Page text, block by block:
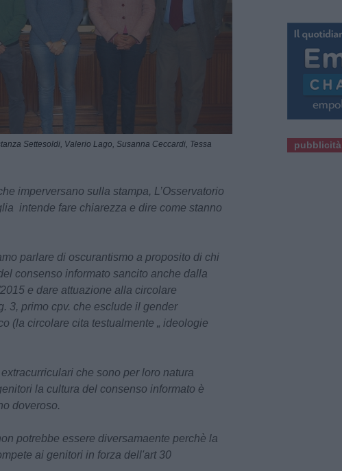
Settesoldi, Valerio Lago, Susanna Ceccardi, Tessa
imperversano sulla stampa, L’Osservatorio
intende fare chiarezza e dire come stanno
parlare di oscurantismo a proposito di chi
consenso informato sancito anche dalla
e dare attuazione alla circolare
3, primo cpv. che esclude il gender
(la circolare cita testualmente „ ideologie
che sono per loro natura
la cultura del consenso informato è
doveroso.
potrebbe essere diversamaente perchè la
ai genitori in forza dell'art 30
pubblicità